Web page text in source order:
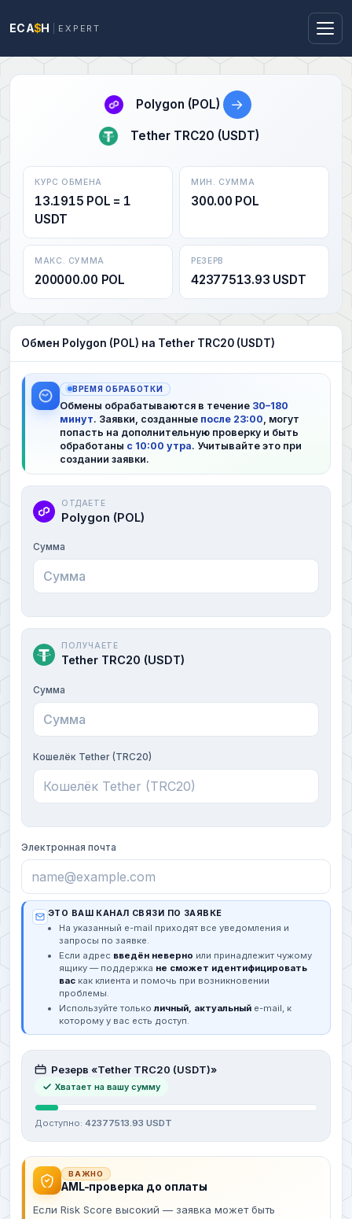
ECA$H EXPERT
Polygon (POL) →
Tether TRC20 (USDT)
КУРС ОБМЕНА
13.1915 POL = 1
USDT
МИН. СУММА
300.00 POL
МАКС. СУММА
200000.00 POL
РЕЗЕРВ
42377513.93 USDT
Обмен Polygon (POL) на Tether TRC20 (USDT)
ВРЕМЯ ОБРАБОТКИ
Обмены обрабатываются в течение 30–180
минут. Заявки, созданные после 23:00 , могут
попасть на дополнительную проверку и быть
обработаны с 10:00 утра. Учитывайте это при
создании заявки.
ОТДАЕТЕ
Polygon (POL)
Сумма
ПОЛУЧАЕТЕ
Tether TRC20 (USDT)
Сумма
Кошелёк Tether (TRC20)
Электронная почта
ЭТО ВАШ КАНАЛ СВЯЗИ ПО ЗАЯВКЕ
На указанный e-mail приходят все уведомления и
запросы по заявке.
Если адрес введён неверно или принадлежит чужому
ящику — поддержка не сможет идентифицировать
вас как клиента и помочь при возникновении
проблемы.
Используйте тольколичный, актуальный e-mail, к
которому у вас есть доступ.
Резерв «Tether TRC20 (USDT)»
Хватает на вашу сумму
Доступно: 42377513.93 USDT
ВАЖНО
AML-проверка до оплаты
Если Risk Score высокий — заявка может быть